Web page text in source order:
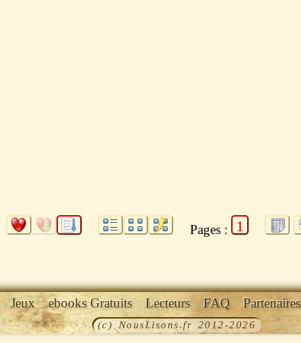
Pages : 1
Jeux ebooks Gratuits Lecteurs FAQ Partenaires
(c) NousLisons.fr 2012-2026